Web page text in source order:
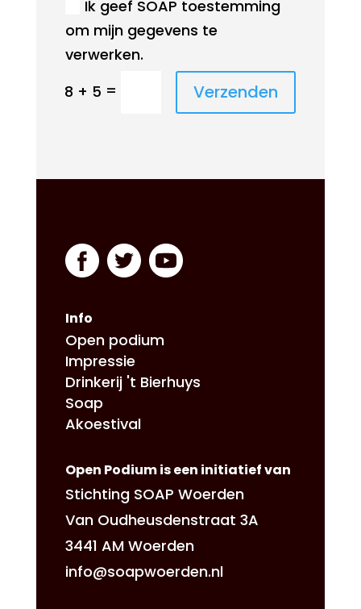
Ik geef SOAP toestemming
om mijn gegevens te
verwerken.
8 + 5 = Verzenden
Info
Open podium
Impressie
Drinkerij 't Bierhuys
Soap
Akoestival
Open Podium is een initiatief van
Stichting SOAP Woerden
Van Oudheusdenstraat 3A
3441 AM Woerden
info@soapwoerden.nl